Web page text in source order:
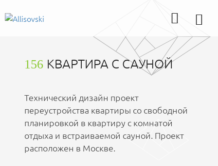
156 КВАРТИРА С САУНОЙ
Технический дизайн проект
переустройства квартиры со свободной
планировкой в квартиру с комнатой
отдыха и встраиваемой сауной. Проект
расположен в Москве.